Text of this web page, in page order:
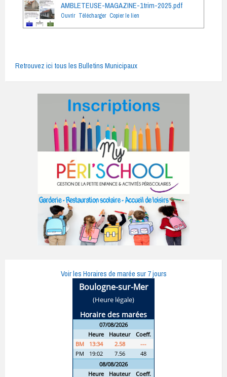
AMBLETEUSE-MAGAZINE-1trim-2025.pdf
Ouvrir Télécharger Copier le lien
Retrouvez ici tous les Bulletins Municipaux
Voir les Horaires de marée sur 7 jours